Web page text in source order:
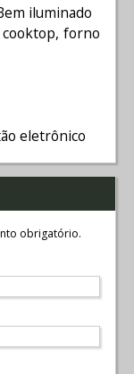
iluminado
forno
eletrônico
obrigatório.